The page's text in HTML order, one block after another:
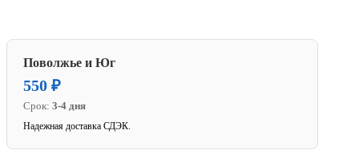
Поволжье и Юг
550 ₽
Срок: 3-4 дня
Надежная доставка СДЭК.